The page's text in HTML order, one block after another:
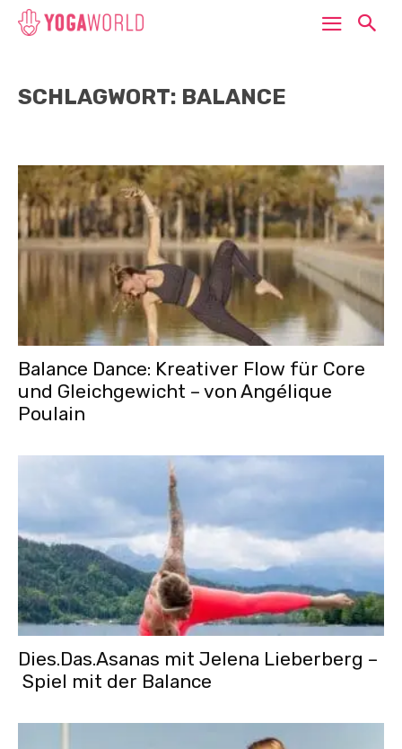
SCHLAGWORT: BALANCE
Balance Dance: Kreativer Flow für Core
und Gleichgewicht – von Angélique
Poulain
Dies.Das.Asanas mit Jelena Lieberberg –
Spiel mit der Balance